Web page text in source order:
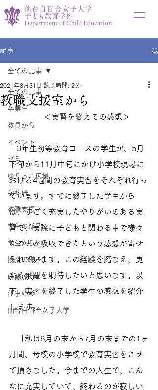
仙台白百合女子大学
子ども教育学科
Department of Child Education
記事
全ての記事
卒業生
教員から
イベント
ゼミ
ゆりっこ広場
学科研
教職支援室
学生の様子
学生から
授業の様子
研修旅行
仕事始め
仙台白百合女子大学
全ての記事
教職支援室から
2021年8月31日 読了時間: 2分
＜実習を終えての感想＞
3年生初等教育コースの学生が、5月
下旬から11月中旬にかけ小学校現場に
おける4週間の教育実習をそれぞれ行っ
ています。すでに終了した学生から
は、すごく充実したやりがいのある実
習で、実際に子どもと関わる中で様々
なことが吸収できたという感想が寄せ
られています。この経験を踏まえ、更
なる飛躍を期待したいと思います。以
下、実習を終了した学生の感想を紹介
します。
「私は6月の末から7月の末までの1ヶ
月間、母校の小学校で教育実習をさせ
て頂きました。今までの人生で、こん
なに充実していて、終わるのが寂しい